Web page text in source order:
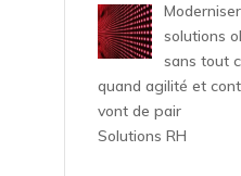
solutions
sans tout
quand agilité et
vont de pair
Solutions RH